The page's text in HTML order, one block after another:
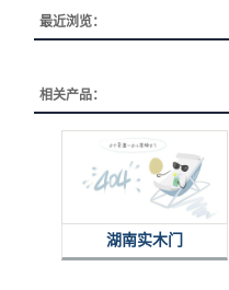
最近浏览：
相关产品：
湖南实木门